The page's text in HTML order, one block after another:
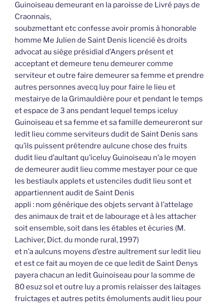
Guinoiseau demeurant en la paroisse de Livré pays de
Craonnais,
soubzmettant etc confesse avoir promis à honorable
homme Me Julien de Saint Denis licencié ès droits
advocat au siège présidial d’Angers présent et
acceptant et demeure tenu demeurer comme
serviteur et outre faire demeurer sa femme et prendre
autres personnes avecq luy pour faire le lieu et
mestairye de la Grimauldière pour et pendant le temps
et espace de 3 ans pendant lequel temps iceluy
Guinoiseau et sa femme et sa famille demeureront sur
ledit lieu comme serviteurs dudit de Saint Denis sans
qu’ils puissent prétendre aulcune chose des fruits
dudit lieu d’aultant qu’iceluy Guinoiseau n’a le moyen
de demeurer audit lieu comme mestayer pour ce que
les bestiaulx applets et ustenciles dudit lieu sont et
appartiennent audit de Saint Denis
appli : nom générique des objets servant à l’attelage
des animaux de trait et de labourage et à les attacher
soit ensemble, soit dans les étables et écuries (M.
Lachiver, Dict. du monde rural, 1997)
et n’a aulcuns moyens d’estre aultrement sur ledit lieu
et est ce fait au moyen de ce que ledit de Saint Denys
payera chacun an ledit Guinoiseau pour la somme de
80 esuz sol et outre luy a promis relaisser des laitages
fruictages et autres petits émoluments audit lieu pour